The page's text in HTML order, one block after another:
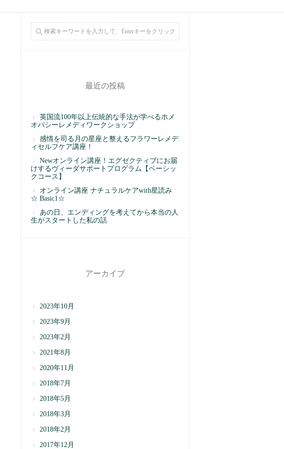
最近の投稿
英国流100年以上伝統的な手法が学べるホメ
オパシーレメディワークショップ
感情を司る月の星座と整えるフラワーレメデ
ィセルフケア講座！
Newオンライン講座！エグゼクティブにお届
けするヴィーダサポートプログラム【ベーシッ
クコース】
オンライン講座 ナチュラルケアwith星読み
☆ Basic1☆
あの日、エンディングを考えてから本当の人
生がスタートした私の話
アーカイブ
2023年10月
2023年9月
2023年2月
2021年8月
2020年11月
2018年7月
2018年5月
2018年3月
2018年2月
2017年12月